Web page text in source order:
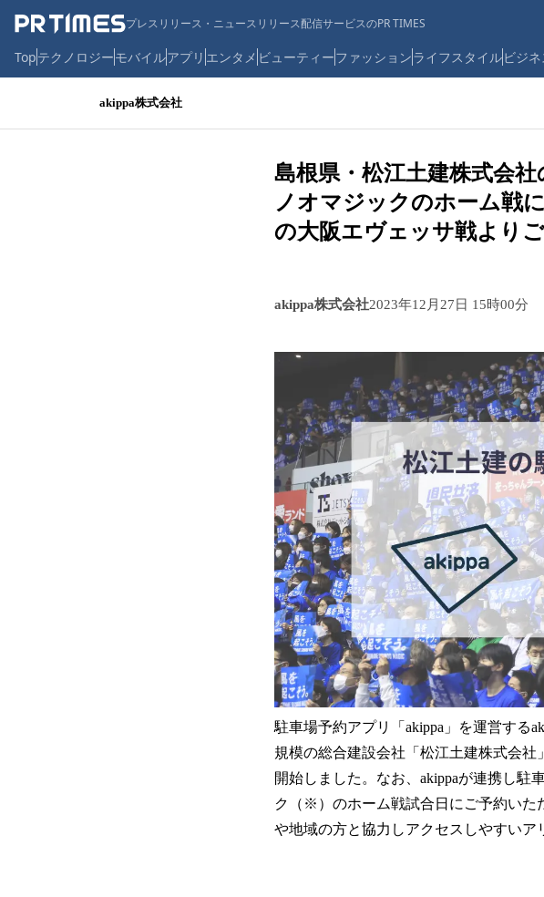
プレスリリース・ニュースリリース配信サービスのPR TIMES
Topテクノロジーモバイルアプリ エンタメ ビューティーファッションライフスタイルビジネ
akippa株式会社
島根県・松江土建株式会
ノオマジックのホーム戦
の大阪エヴェッサ戦より
akippa株式会社2023年12月27日 15時00分
駐車場予約アプリ「akippa」を運営する
規模の総合建設会社「松江土建株式会
開始しました。なお、akippaが連携し駐
ク（※）のホーム戦試合日にご予約いた
や地域の方と協力しアクセスしやすいア